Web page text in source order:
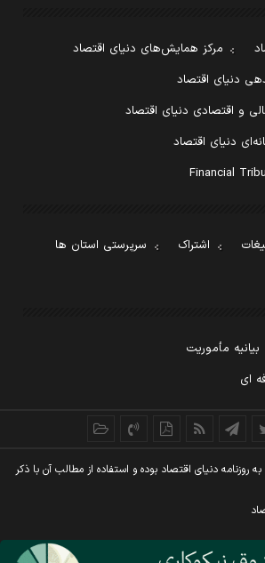
مرکز همایش‌های دنیای اقتصاد
دنیای اقتصاد
و اقتصادی دنیای اقتصاد
دنیای اقتصاد
اشتراک
سرپرستی استان ها
بیانیه مأموریت
ای
دنيای اقتصاد بوده و استفاده از مطالب آن با ذکر